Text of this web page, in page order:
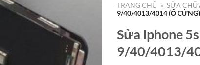
TRANG CHỦ » SỬA
9/40/4013/4014 (Ổ
Sửa Iphone
9/40/4013/